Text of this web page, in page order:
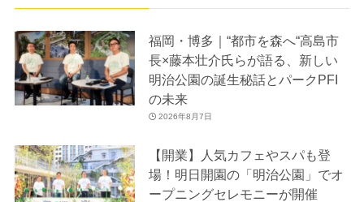
福岡・博多｜“都市を森へ“高島市
長×藤本壮介氏らが語る、新しい
明治公園の誕生秘話とパークPFI
の未来
2026年8月7日
【開業】人気カフェやスパも登
場！明日開園の「明治公園」でオ
ープニングセレモニーが開催